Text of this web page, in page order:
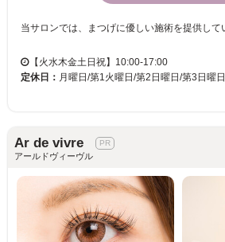
【火水木金土日祝】10:00-17:00
定休日： 月曜日/第1火曜日/第2日曜日/第3日曜日
Ar de vivre
アールドヴィーヴル